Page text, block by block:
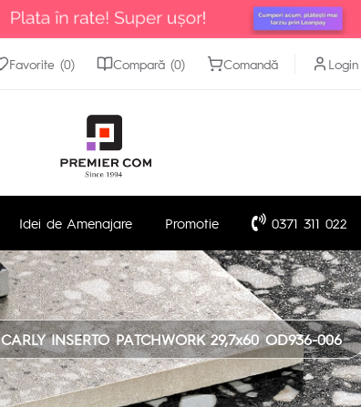
Favorite (0) Compară (0) Comandă
Idei de Amenajare Promotie 0371 311 022
CARLY INSERTO PATCHWORK 29,7x60 OD936-006